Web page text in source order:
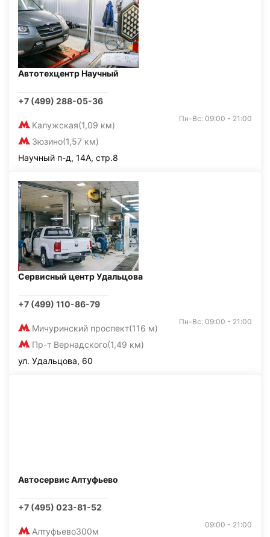
Автотехцентр Научный
+7 (499) 288-05-36
Калужская(1,09 км)
Зюзино(1,57 км)
Пн-Вс: 09:00 - 21:00
Научный п-д, 14А, стр.8
Сервисный центр Удальцова
+7 (499) 110-86-79
Мичуринский проспект(116 м)
Пр-т Вернадского(1,49 км)
Пн-Вс: 09:00 - 21:00
ул. Удальцова, 60
Автосервис Алтуфьево
+7 (495) 023-81-52
Алтуфьево300м
09:00 - 21:00